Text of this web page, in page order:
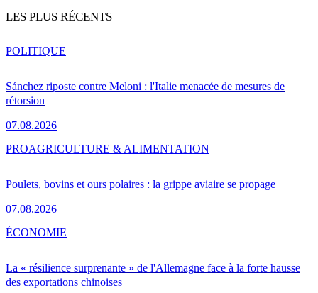
LES PLUS RÉCENTS
Sánchez riposte contre Meloni : l'Italie menacée de mesures de
rétorsion
07.08.2026
POLITIQUE
Poulets, bovins et ours polaires : la grippe aviaire se propage
07.08.2026
PROAGRICULTURE & ALIMENTATION
La « résilience surprenante » de l'Allemagne face à la forte hausse
des exportations chinoises
ÉCONOMIE